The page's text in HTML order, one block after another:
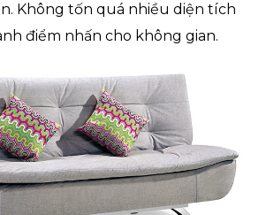
Không tốn quá nhiều diện tích
điểm nhấn cho không gian.